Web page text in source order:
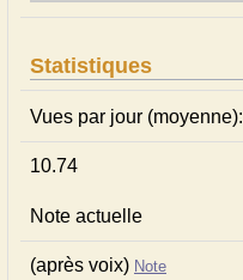
Statistiques
Vues par jour (moyenne):
10.74
Note actuelle
(après voix) Note